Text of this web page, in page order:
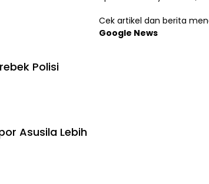
Polisi
Asusila Lebih
Cek artikel dan berita
Google News